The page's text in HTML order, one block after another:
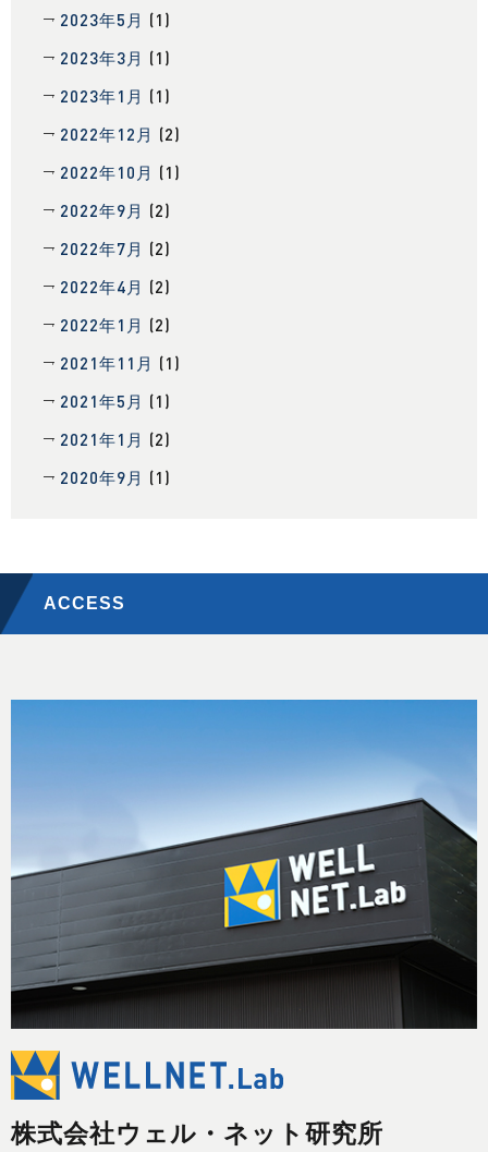
2023年5月 (1)
2023年3月 (1)
2023年1月 (1)
2022年12月 (2)
2022年10月 (1)
2022年9月 (2)
2022年7月 (2)
2022年4月 (2)
2022年1月 (2)
2021年11月 (1)
2021年5月 (1)
2021年1月 (2)
2020年9月 (1)
ACCESS
株式会社ウェル・ネット研究所